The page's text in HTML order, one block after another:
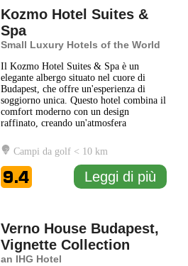
Kozmo Hotel Suites &
Spa
Small Luxury Hotels of the World
Il Kozmo Hotel Suites & Spa è un
elegante albergo situato nel cuore di
Budapest, che offre un'esperienza di
soggiorno unica. Questo hotel combina il
comfort moderno con un design
raffinato, creando un'atmosfera
ospiti. Le suite, arredate con gusto, sono
dotate di tutti i comfort necessari, tra cui
cucine complete e spazi generosi, ideali
sia per soggiorni brevi... Leggi di più
Campi da golf < 10 km
9.4 Leggi di più
Verno House Budapest,
Vignette Collection
an IHG Hotel